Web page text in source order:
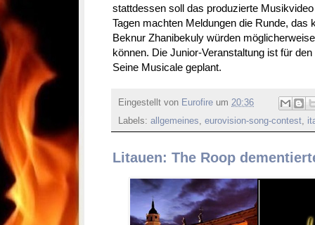
stattdessen soll das produzierte
Tagen machten Meldungen die Runde,
Beknur Zhanibekuly würden
können. Die Junior-Veranstaltung ist für
Seine Musicale geplant.
Eingestellt von Eurofire um 20:36
Labels: allgemeines eurovision-song-contest
Litauen: The Roop